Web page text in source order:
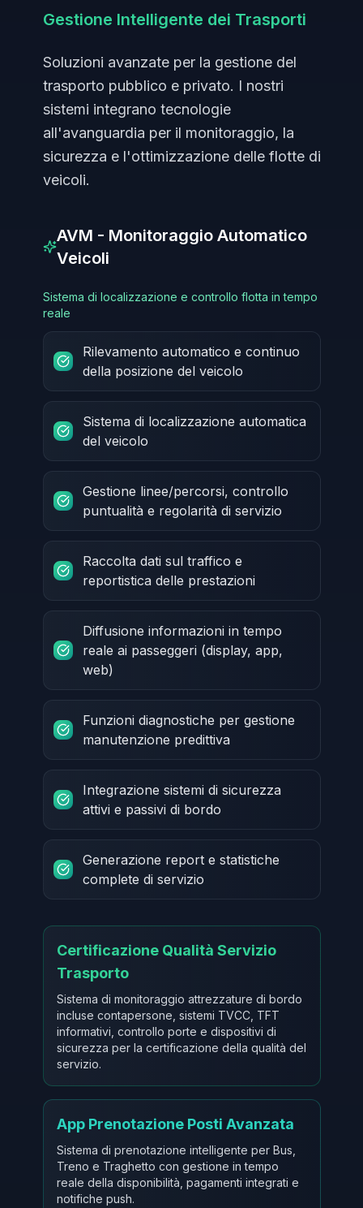
Gestione Intelligente dei Trasporti
Soluzioni avanzate per la gestione del
trasporto pubblico e privato. I nostri
sistemi integrano tecnologie
all'avanguardia per il monitoraggio, la
sicurezza e l'ottimizzazione delle flotte di
veicoli.
AVM - Monitoraggio Automatico
Veicoli
Sistema di localizzazione e controllo flotta in tempo
reale
Rilevamento automatico e continuo
della posizione del veicolo
Sistema di localizzazione automatica
del veicolo
Gestione linee/percorsi, controllo
puntualità e regolarità di servizio
Raccolta dati sul traffico e
reportistica delle prestazioni
Diffusione informazioni in tempo
reale ai passeggeri (display, app,
web)
Funzioni diagnostiche per gestione
manutenzione predittiva
Integrazione sistemi di sicurezza
attivi e passivi di bordo
Generazione report e statistiche
complete di servizio
Certificazione Qualità Servizio
Trasporto
Sistema di monitoraggio attrezzature di bordo
incluse contapersone, sistemi TVCC, TFT
informativi, controllo porte e dispositivi di
sicurezza per la certificazione della qualità del
servizio.
App Prenotazione Posti Avanzata
Sistema di prenotazione intelligente per Bus,
Treno e Traghetto con gestione in tempo
reale della disponibilità, pagamenti integrati e
notifiche push.